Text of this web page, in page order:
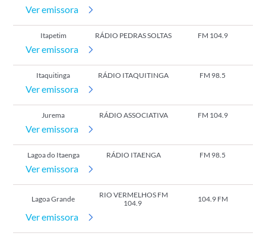
Ver emissora
Itapetim RÁDIO PEDRAS SOLTAS FM 104.9
Ver emissora
Itaquitinga RÁDIO ITAQUITINGA FM 98.5
Ver emissora
Jurema RÁDIO ASSOCIATIVA FM 104.9
Ver emissora
Lagoa do Itaenga RÁDIO ITAENGA FM 98.5
Ver emissora
Lagoa Grande
RIO VERMELHOS FM
104.9
104.9 FM
Ver emissora